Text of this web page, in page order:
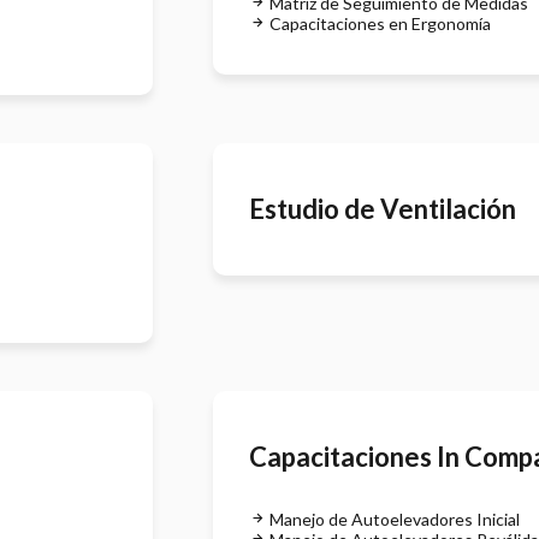
Capacitaciones en Ergonomía
Estudio de Ventilación
Capacitaciones In
Manejo de Autoelevadores Inicial